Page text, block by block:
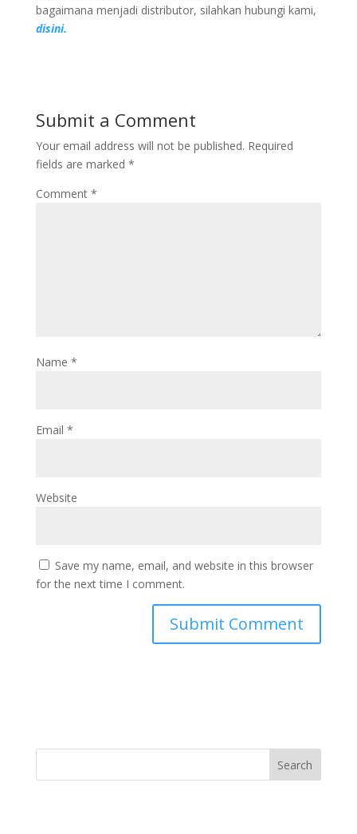
bagaimana menjadi distributor, silahkan hubungi kami,
disini.
Submit a Comment
Your email address will not be published. Required
fields are marked *
Comment *
Name *
Email *
Website
Save my name, email, and website in this browser
for the next time I comment.